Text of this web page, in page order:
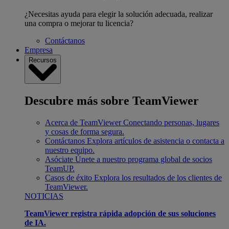
¿Necesitas ayuda para elegir la solución adecuada, realizar
una compra o mejorar tu licencia?
Contáctanos
Empresa
Recursos
Descubre más sobre TeamViewer
Acerca de TeamViewer Conectando personas, lugares
y cosas de forma segura.
Contáctanos Explora artículos de asistencia o contacta a
nuestro equipo.
Asóciate Únete a nuestro programa global de socios
TeamUP.
Casos de éxito Explora los resultados de los clientes de
TeamViewer.
NOTICIAS
TeamViewer registra rápida adopción de sus soluciones
de IA.